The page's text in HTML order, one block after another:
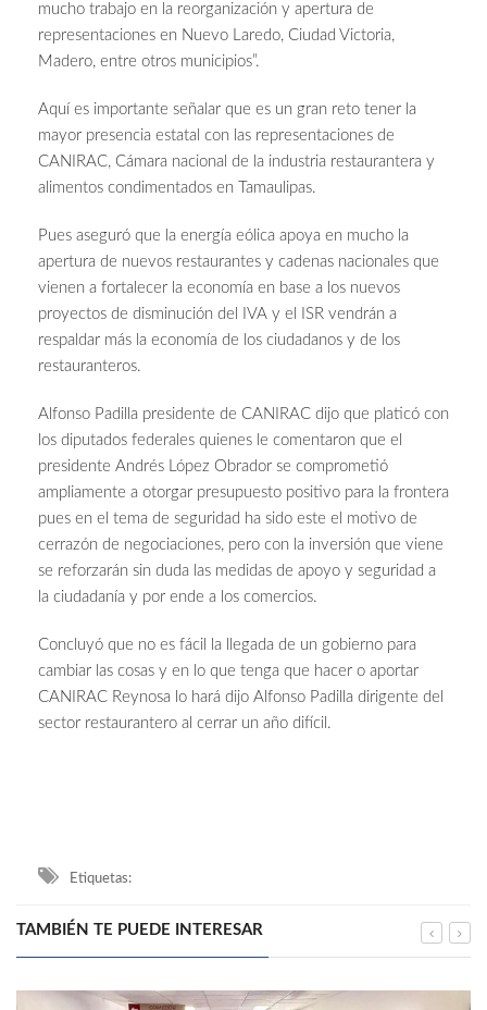
mucho trabajo en la reorganización y apertura de
representaciones en Nuevo Laredo, Ciudad Victoria,
Madero, entre otros municipios”.
Aquí es importante señalar que es un gran reto tener la
mayor presencia estatal con las representaciones de
CANIRAC, Cámara nacional de la industria restaurantera y
alimentos condimentados en Tamaulipas.
Pues aseguró que la energía eólica apoya en mucho la
apertura de nuevos restaurantes y cadenas nacionales que
vienen a fortalecer la economía en base a los nuevos
proyectos de disminución del IVA y el ISR vendrán a
respaldar más la economía de los ciudadanos y de los
restauranteros.
Alfonso Padilla presidente de CANIRAC dijo que platicó con
los diputados federales quienes le comentaron que el
presidente Andrés López Obrador se comprometió
ampliamente a otorgar presupuesto positivo para la frontera
pues en el tema de seguridad ha sido este el motivo de
cerrazón de negociaciones, pero con la inversión que viene
se reforzarán sin duda las medidas de apoyo y seguridad a
la ciudadanía y por ende a los comercios.
Concluyó que no es fácil la llegada de un gobierno para
cambiar las cosas y en lo que tenga que hacer o aportar
CANIRAC Reynosa lo hará dijo Alfonso Padilla dirigente del
sector restaurantero al cerrar un año difícil.
Etiquetas:
TAMBIÉN TE PUEDE INTERESAR